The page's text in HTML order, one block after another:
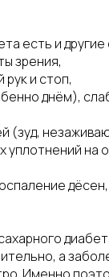
есть и
зрения,
рук и стоп,
днём),
(зуд,
уплотнений на
а